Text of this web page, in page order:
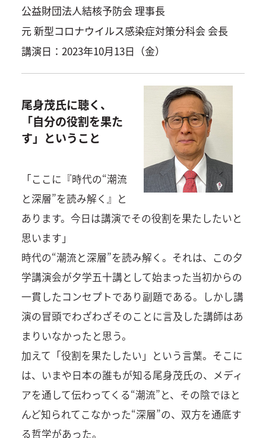
公益財団法人結核予防会 理事長
元 新型コロナウイルス感染症対策分科会 会長
講演日：2023年10月13日（金）
尾身茂氏に聴く、
「自分の役割を果た
す」ということ
「ここに『時代の“潮流
と深層”を読み解く』と
あります。今日は講演でその役割を果たしたいと
思います」
時代の“潮流と深層”を読み解く。それは、この夕
学講演会が夕学五十講として始まった当初からの
一貫したコンセプトであり副題である。しかし講
演の冒頭でわざわざそのことに言及した講師はあ
まりいなかったと思う。
加えて「役割を果たしたい」という言葉。そこに
は、いまや日本の誰もが知る尾身茂氏の、メディ
アを通して伝わってくる“潮流”と、その陰でほと
んど知られてこなかった“深層”の、双方を通底す
る哲学があった。